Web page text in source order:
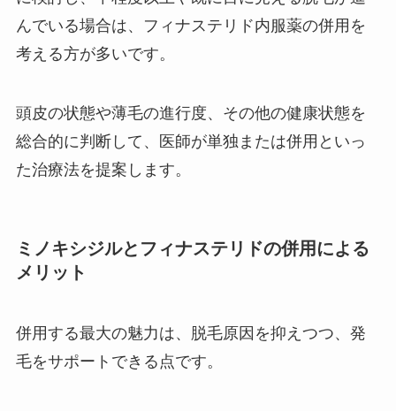
んでいる場合は、フィナステリド内服薬の併用を
考える方が多いです。
頭皮の状態や薄毛の進行度、その他の健康状態を
総合的に判断して、医師が単独または併用といっ
た治療法を提案します。
ミノキシジルとフィナステリドの併用による
メリット
併用する最大の魅力は、脱毛原因を抑えつつ、発
毛をサポートできる点です。